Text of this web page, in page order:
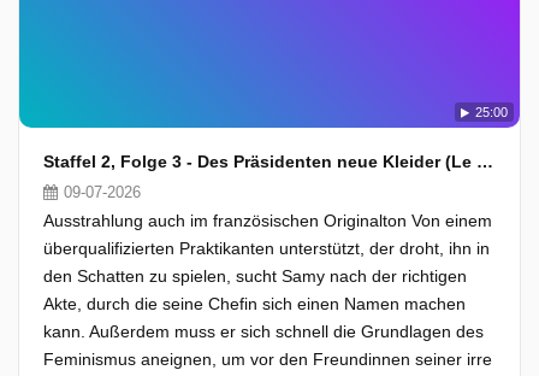
25:00
Staffel 2, Folge 3 - Des Präsidenten neue Kleider (Le Parlement)
09-07-2026
Ausstrahlung auch im französischen Originalton Von einem
überqualifizierten Praktikanten unterstützt, der droht, ihn in
den Schatten zu spielen, sucht Samy nach der richtigen
Akte, durch die seine Chefin sich einen Namen machen
kann. Außerdem muss er sich schnell die Grundlagen des
Feminismus aneignen, um vor den Freundinnen seiner irre